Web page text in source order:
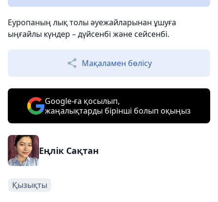
Еуропаның лық толы әуежайларынан ұшуға
ыңғайлы күндер – дүйсенбі және сейсенбі.
Мақаламен бөлісу
Google-ға қосылып,
жаңалықтарды бірінші болып оқыңыз
Еңлік Сақтан
Қызықты